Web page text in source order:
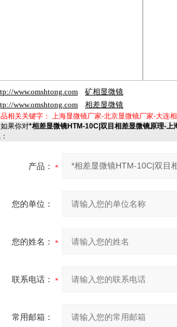
www.omshtong.com
矿相显微镜
www.omshtong.com 相差显微镜
相关关键字： 上海显微镜厂家-北京显微镜厂家-大连
果你对*相差显微镜HTM-10C|双目相差显微镜原理-上
产品：
您的单位：
您的姓名：
联系电话：
常用邮箱：